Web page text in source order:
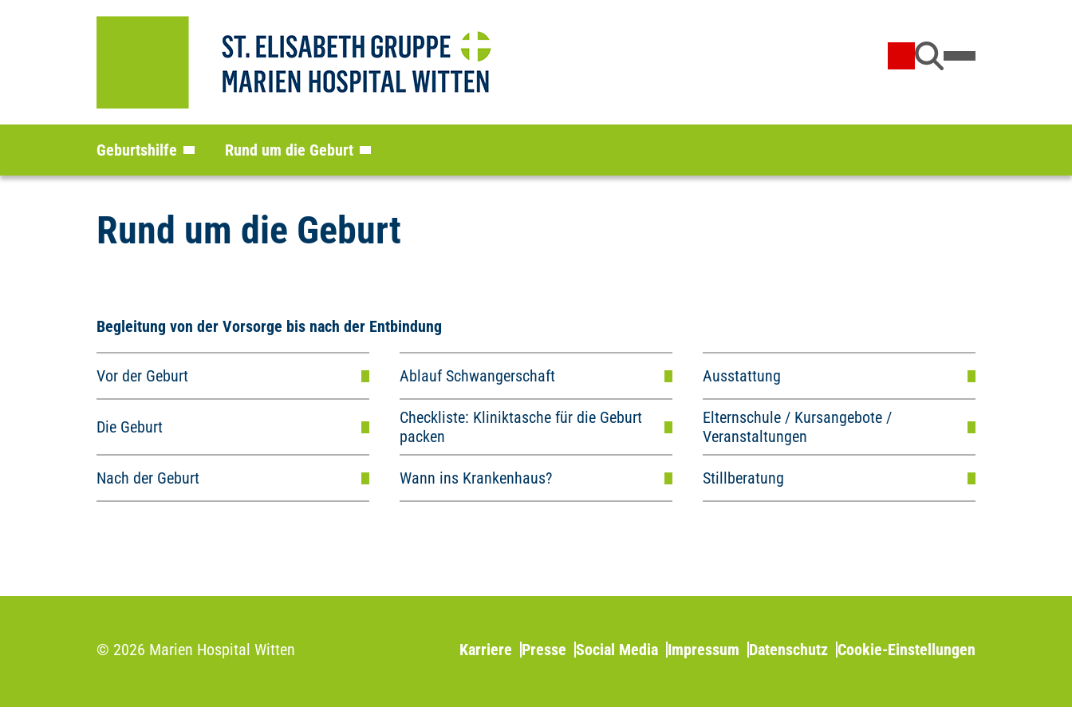
Geburtshilfe Rund um die Geburt
Rund um die Geburt
Begleitung von der Vorsorge bis nach der Entbindung
Vor der Geburt Ablauf Schwangerschaft Ausstattung
Die Geburt
Checkliste: Kliniktasche für die Geburt
packen
Elternschule / Kursangebote /
Veranstaltungen
Nach der Geburt Wann ins Krankenhaus? Stillberatung
© 2026 Marien Hospital Witten Karriere Presse Social Media Impressum Datenschutz Cookie-Einstellungen